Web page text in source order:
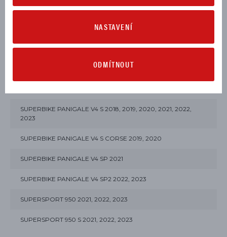
SUPERBIKE PANIGALE V2 2020, 2021, 2022, 2023
SUPERBIKE PANIGALE V2 TROY BAYLISS 2021, 2022, 2023
SUPERBIKE PANIGALE V4 2018, 2019, 2020, 2021, 2022, 2023
SUPERBIKE PANIGALE V4 25° ANNIVERSARIO 916 2020
SUPERBIKE PANIGALE V4 S 2018, 2019, 2020, 2021, 2022,
2023
SUPERBIKE PANIGALE V4 S CORSE 2019, 2020
SUPERBIKE PANIGALE V4 SP 2021
SUPERBIKE PANIGALE V4 SP2 2022, 2023
SUPERSPORT 950 2021, 2022, 2023
SUPERSPORT 950 S 2021, 2022, 2023
NASTAVENÍ
ODMÍTNOUT